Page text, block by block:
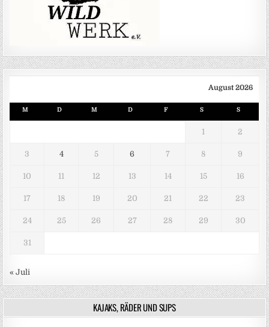
August 2026
M D M D F S S
1 2
3 4 5 6 7 8 9
10 11 12 13 14 15 16
17 18 19 20 21 22 23
24 25 26 27 28 29 30
31
« Juli
KAJAKS, RÄDER UND SUPS